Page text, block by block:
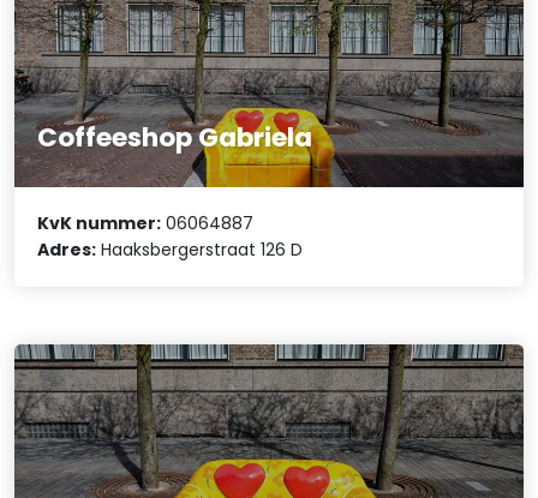
Coffeeshop Gabriela
KvK nummer: 06064887
Adres: Haaksbergerstraat 126 D